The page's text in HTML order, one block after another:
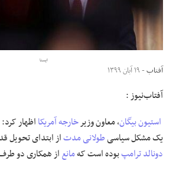
حوادث
علوم و فن آوری
فرهنگی و هنری
ایسنا
آفتاب- ۱۹ آبان ۱۳۹۹
آفتاب‌‌نیوز :
استیونبیگان، معاون وزیرخارجه آمریکااظهار
یک مشکل سیاسیطولانی مدتاز ابتدای
دونالد ترامپبوده است کهمانعاز همکاری دو